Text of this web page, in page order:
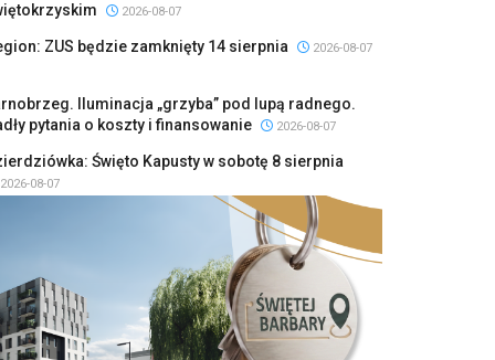
2026-08-07
ZUS będzie zamknięty 14 sierpnia 2026-08-07
Iluminacja „grzyba” pod lupą radnego.
pytania o koszty i finansowanie
2026-08-07
Święto Kapusty w sobotę 8 sierpnia
2026-08-07